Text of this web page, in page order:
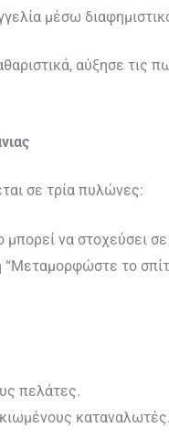
μέσω
αύξησε
σε τρία πυλώνες:
μπορεί να στοχεύσει
το
πελάτες.
καταναλωτές.